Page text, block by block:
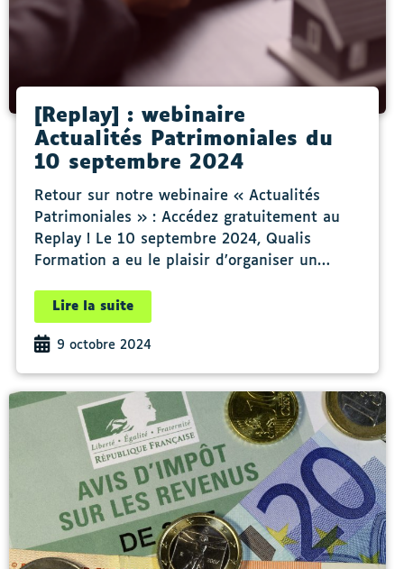
[Replay] : webinaire
Actualités Patrimoniales du
10 septembre 2024
Retour sur notre webinaire « Actualités
Patrimoniales » : Accédez gratuitement au
Replay ! Le 10 septembre 2024, Qualis
Formation a eu le plaisir d’organiser un…
Lire la suite
9 octobre 2024